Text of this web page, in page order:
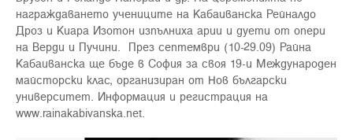
награждаването учениците на Кабаиванска Рейналдо
Дроз и Киара Изотон изпълниха арии и дуети от опери
на Верди и Пучини. През септември (10-29.09) Райна
Кабаиванска ще бъде в София за своя 19-и Международен
майсторски клас, организиран от Нов български
университет. Информация и регистрация на
www.rainakabivanska.net.